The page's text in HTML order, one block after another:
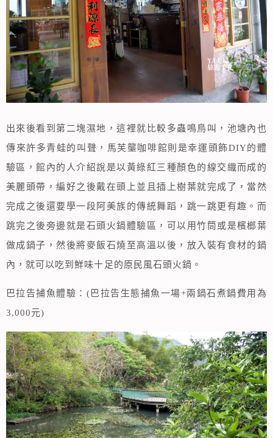
出來後看到第二塊濕地，這裡就比較多蟲鳴鳥叫，池塘內也
傳來許多青蛙的叫聲，馬芙壟咖啡館則是幸運頭飾DIY的體
驗區，館內的人介紹說是以黃綠紅三種顏色的線交織而成的
美麗頭帶，編好之後戴在頭上並且插上樹葉就完成了，當然
完成之後還要學一段阿美族的傳統舞蹈，跳一跳更有趣。而
跳完之後旁邊就是石頭火鍋體驗區，可以用竹筒或是檳榔葉
做成鍋子，然後將麥飯石燒至高溫以後，放入裝有食材的鍋
內，就可以吃到鮮味十足的原民風石頭火鍋。
巴拉告捕魚體驗：(巴拉告生態捕魚一場+兩鍋石煮鍋費用為
3,000元)